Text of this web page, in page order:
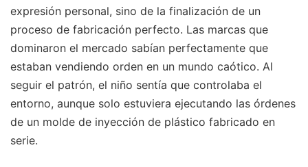
expresión personal, sino de la finalización de un
proceso de fabricación perfecto. Las marcas que
dominaron el mercado sabían perfectamente que
estaban vendiendo orden en un mundo caótico. Al
seguir el patrón, el niño sentía que controlaba el
entorno, aunque solo estuviera ejecutando las órdenes
de un molde de inyección de plástico fabricado en
serie.